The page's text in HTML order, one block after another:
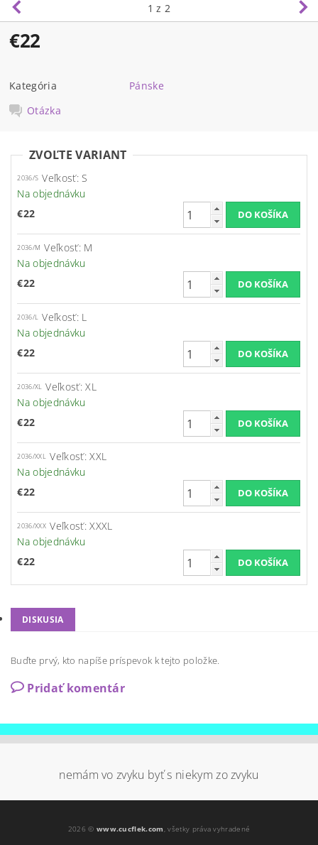
1 z 2
€22
Kategória
Pánske
Otázka
ZVOĽTE VARIANT
2036/S Veľkosť: S
Na objednávku
€22
2036/M Veľkosť: M
Na objednávku
€22
2036/L Veľkosť: L
Na objednávku
€22
2036/XL Veľkosť: XL
Na objednávku
€22
2036/XXL Veľkosť: XXL
Na objednávku
€22
2036/XXX Veľkosť: XXXL
Na objednávku
€22
DISKUSIA
Buďte prvý, kto napíše príspevok k tejto položke.
Pridať komentár
nemám vo zvyku byť s niekym zo zvyku
2026 © www.cucflek.com, všetky práva vyhradené